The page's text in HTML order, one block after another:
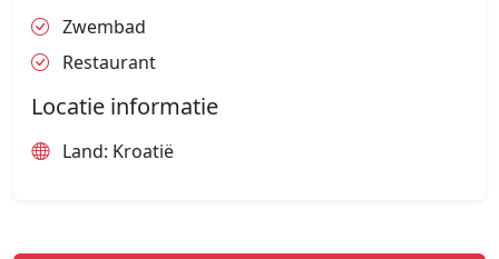
Zwembad
Restaurant
Locatie informatie
Land: Kroatië